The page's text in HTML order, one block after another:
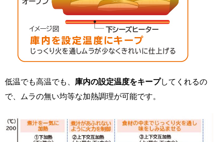
低温でも高温でも、 庫内の設定温度をキープしてくれるの
で、ムラの無い均等な加熱調理が可能です。